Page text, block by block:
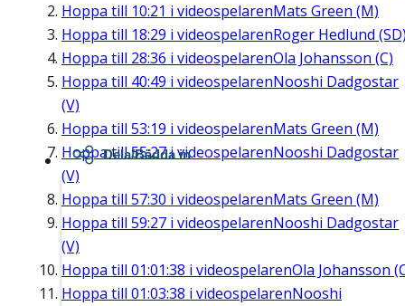
Hoppa till 10:21 i videospelarenMats Green (M)
Hoppa till 18:29 i videospelarenRoger Hedlund
Hoppa till 28:36 i videospelarenOla Johansson (C)
Hoppa till 40:49 i videospelarenNooshi Dadgostar
(V)
Hoppa till 53:19 i videospelarenMats Green (M)
Hoppa till55:27i videospelarenNooshi Dadgostar
(V)
Hoppa till 57:30 i videospelarenMats Green (M)
Hoppa till 59:27 i videospelarenNooshi Dadgostar
(V)
Hoppa till 01:01:38 i videospelarenOla Johansson
Hoppa till 01:03:38 i videospelarenNooshi
Dela/Bädda in